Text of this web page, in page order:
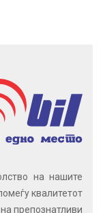
на нашите
квалитетот
препознатливи